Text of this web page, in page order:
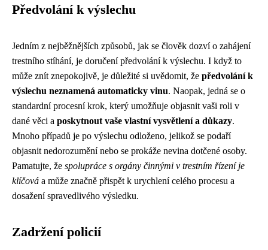
Předvolání k výslechu
Jedním z nejběžnějších způsobů, jak se člověk dozví o zahájení
trestního stíhání, je doručení předvolání k výslechu. I když to
může znít znepokojivě, je důležité si uvědomit, že předvolání k
výslechu neznamená automaticky vinu. Naopak, jedná se o
standardní procesní krok, který umožňuje objasnit vaši roli v
dané věci a poskytnout vaše vlastní vysvětlení a důkazy.
Mnoho případů je po výslechu odloženo, jelikož se podaří
objasnit nedorozumění nebo se prokáže nevina dotčené osoby.
Pamatujte, že spolupráce s orgány činnými v trestním řízení je
klíčová a může značně přispět k urychlení celého procesu a
dosažení spravedlivého výsledku.
Zadržení policií